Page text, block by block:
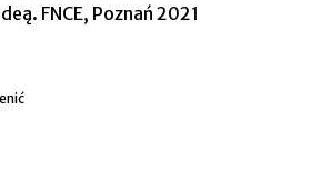
FNCE, Poznań 2021